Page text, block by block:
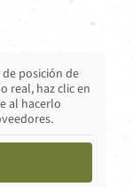
posición de
real, haz clic en
al hacerlo